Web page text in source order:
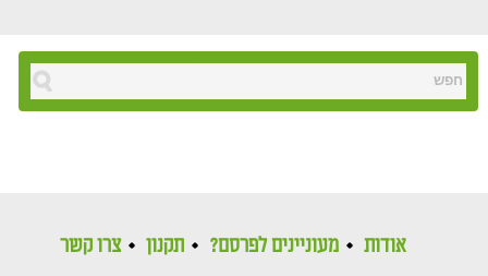
אודות מעוניינים לפרסם? תקנון צרו קשר